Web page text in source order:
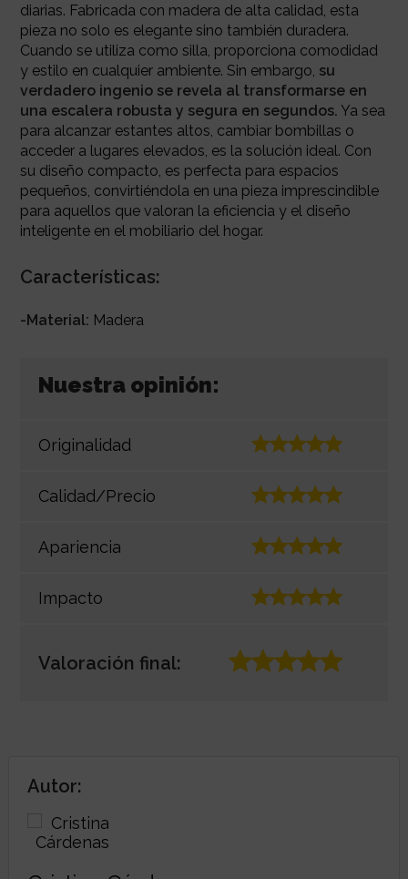
diarias. Fabricada con madera de alta calidad, esta
pieza no solo es elegante sino también duradera.
Cuando se utiliza como silla, proporciona comodidad
y estilo en cualquier ambiente. Sin embargo, su
verdadero ingenio se revela al transformarse en
una escalera robusta y segura en segundos. Ya sea
para alcanzar estantes altos, cambiar bombillas o
acceder a lugares elevados, es la solución ideal. Con
su diseño compacto, es perfecta para espacios
pequeños, convirtiéndola en una pieza imprescindible
para aquellos que valoran la eficiencia y el diseño
inteligente en el mobiliario del hogar.
Características:
-Material: Madera
Nuestra opinión:
Originalidad
Calidad/Precio
Apariencia
Impacto
Valoración final:
Autor: